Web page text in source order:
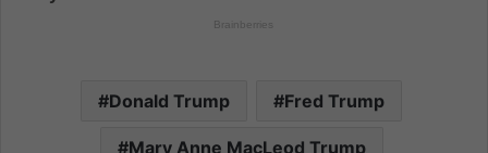
Donald Trump Fred Trump
Mary Anne MacLeod Trump